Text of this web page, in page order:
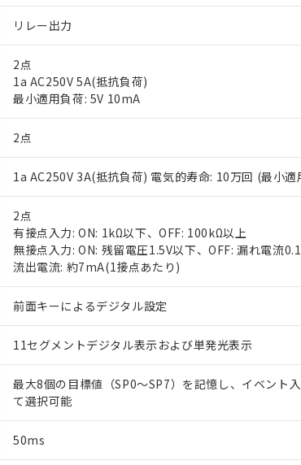
リレー出力
2点
1a AC250V 5A(抵抗負荷)
最小適用負荷: 5V 10mA
2点
1a AC250V 3A(抵抗負荷) 電気的寿命: 10万回 (最小
2点
有接点入力: ON: 1kΩ以下、OFF: 100kΩ以上
無接点入力: ON: 残留電圧1.5V以下、OFF: 漏れ電流
流出電流: 約7mA(1接点あたり)
前面キーによるデジタル設定
11セグメントデジタル表示および単発光表示
最大8個の目標値（SP0～SP7）を記憶し、イベント
て選択可能
50ms
ご利用条件
本サービスは、当社制御機器事業取扱商品の当
くものです。
当社制御機器事業取扱商品の中には、本サービ
い。
※1 対応状況
対応済み：EU RoHS指令（10物質）の非含有に対
対応予定：EU RoHS指令（10物質）の非含有に対応
対応予定なし：EU RoHS指令（10物質）の非含有に
調査・確認中：EU RoHS指令（10物質）の非含有の
仕入先様の事情により、非含有部品としていたもの
があります。
*EU RoHS指令（10物質）：
鉛(Pb) 1000ppm以下、 水銀(Hg) 1000ppm以下、 カドミウム(Cd)
六価クロム(Cr(Ⅵ)) 1000ppm以下、ポリ臭化ビフェニル類(PBB)
フタル酸ビス(2-エチルヘキシル) (DEHP)(別名：DOP) 1000ppm以
但し、RoHS指令で産業用監視および制御機器に対する適用除外項目
フタル酸エステル類の４物質については閾値を超える意図的な使用が
※1 中国RoHS○×表
「○」：最大均質材料含有率が中国RoHSの基準値以
「－」：未確認です。当社販売部門へお問い合わせく
*中国RoHS10物質の基準値 (GB/T26572)：
Pb(鉛) :1000ppm、 Hg(水銀) : 1000ppm、 Cd(カドミウム) : 100ppm
Cr(Ⅵ)(六価クロム) : 1000ppm、 PBBs(ポリ臭化ビフェニル類) :
DBP(フタル酸ジブチル) : 1000ppm、 DIBP(フタル酸ジイソブチル) :
DEHP(フタル酸ビス(2-エチルヘキシル)) : 1000ppm
当社は、これら貴社製品のうち、外国為替およ
う）を輸出または国外への提供する場合は、日
などの必要な手続きをとります。
当社は規制貨物を破棄する場合は、完全に破砕
記
号
説明
○